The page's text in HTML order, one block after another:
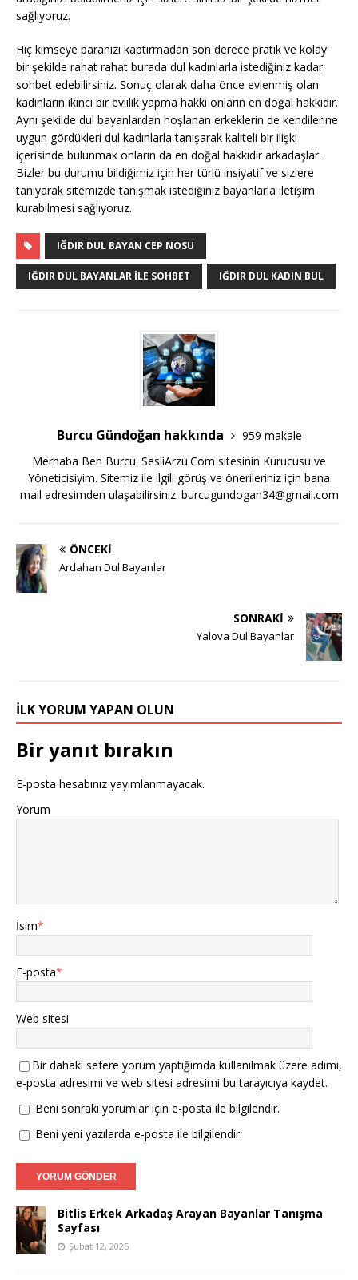
sağlıyoruz.
Hiç kimseye paranızı kaptırmadan son derece pratik ve kolay
bir şekilde rahat rahat burada dul kadınlarla istediğiniz kadar
sohbet edebilirsiniz. Sonuç olarak daha önce evlenmiş olan
kadınların ikinci bir evlilik yapma hakkı onların en doğal hakkıdır.
Aynı şekilde dul bayanlardan hoşlanan erkeklerin de kendilerine
uygun gördükleri dul kadınlarla tanışarak kaliteli bir ilişki
içerisinde bulunmak onların da en doğal hakkıdır arkadaşlar.
Bizler bu durumu bildiğimiz için her türlü insiyatif ve sizlere
tanıyarak sitemizde tanışmak istediğiniz bayanlarla iletişim
kurabilmesi sağlıyoruz.
IĞDIR DUL BAYAN CEP NOSU
IĞDIR DUL BAYANLAR ILE SOHBET IĞDIR DUL KADIN BUL
Burcu Gündoğan hakkında
959 makale
Merhaba Ben Burcu. SesliArzu.Com sitesinin Kurucusu ve
Yöneticisiyim. Sitemiz ile ilgili görüş ve önerileriniz için bana
mail adresimden ulaşabilirsiniz. burcugundogan34@gmail.com
ÖNCEKI
Ardahan Dul Bayanlar
SONRAKI
Yalova Dul Bayanlar
İLK YORUM YAPAN OLUN
Bir yanıt bırakın
E-posta hesabınız yayımlanmayacak.
Yorum
İsim*
E-posta*
Web sitesi
Bir dahaki sefere yorum yaptığımda kullanılmak üzere adımı,
e-posta adresimi ve web sitesi adresimi bu tarayıcıya kaydet.
Beni sonraki yorumlar için e-posta ile bilgilendir.
Beni yeni yazılarda e-posta ile bilgilendir.
Bitlis Erkek Arkadaş Arayan Bayanlar Tanışma
Sayfası
Şubat 12, 2025